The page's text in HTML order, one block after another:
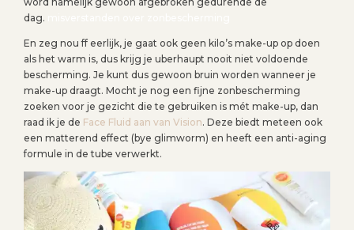
dag.
En zeg nou ff eerlijk, je gaat ook geen kilo’s make-up op doen
als het warm is, dus krijg je uberhaupt nooit niet voldoende
bescherming. Je kunt dus gewoon bruin worden wanneer je
make-up draagt. Mocht je nog een fijne zonbescherming
zoeken voor je gezicht die te gebruiken is mét make-up, dan
raad ik je de Face Fluid aan van Vision. Deze biedt meteen ook
een matterend effect (bye glimworm) en heeft een anti-aging
formule in de tube verwerkt.